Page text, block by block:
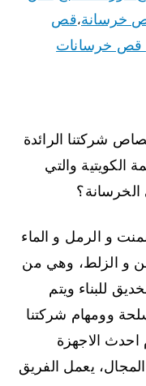
خرسانة،قص
قص خرسانات
شركتنا الرائدة
الكويتية والتي
و الرمل و الماء
و الزلط، وهي من
للبناء ويتم
وومهام شركتنا
الاجهزة
يعمل الفريق